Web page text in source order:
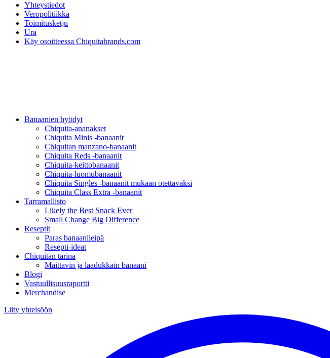
Yhteystiedot
Veropolitiikka
Toimitusketju
Ura
Käy osoitteessa Chiquitabrands.com
Banaanien hyödyt
Chiquita-ananakset
Chiquita Minis -banaanit
Chiquitan manzano-banaanit
Chiquita Reds -banaanit
Chiquita-keittobanaanit
Chiquita-luomubanaanit
Chiquita Singles -banaanit mukaan otettavaksi
Chiquita Class Extra -banaanit
Tarramallisto
Likely the Best Snack Ever
Small Change Big Difference
Reseptit
Paras banaanileipä
Resepti-ideat
Chiquitan tarina
Maittavin ja laadukkain banaani
Blogi
Vastuullisuusraportti
Merchandise
Liity yhteisöön